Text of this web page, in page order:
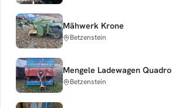
Mähwerk Krone
Betzenstein
Mengele Ladewagen Quadro
Betzenstein